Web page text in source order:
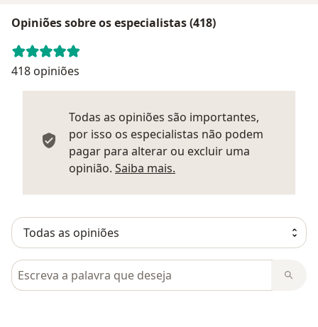
Opiniões sobre os especialistas (418)
418 opiniões
Todas as opiniões são importantes,
por isso os especialistas não podem
pagar para alterar ou excluir uma
opinião. Saiba mais.
Pesquisar em opiniões